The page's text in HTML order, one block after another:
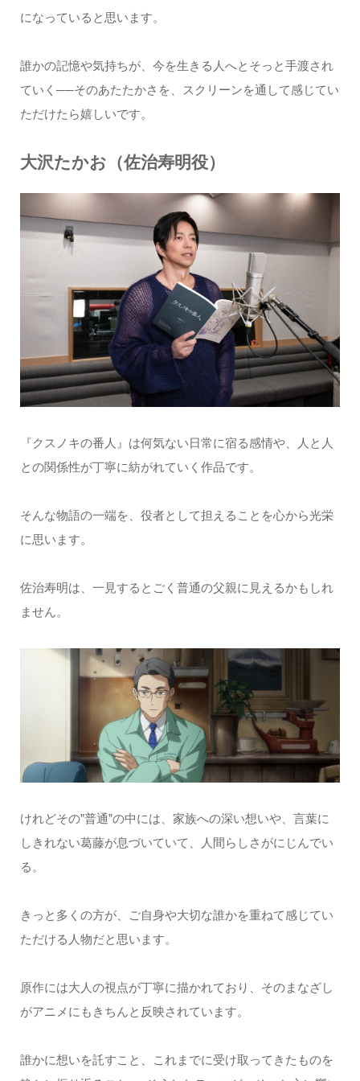
になっていると思います。
誰かの記憶や気持ちが、今を生きる人へとそっと手渡され
ていく──そのあたたかさを、スクリーンを通して感じてい
ただけたら嬉しいです。
大沢たかお（佐治寿明役）
『クスノキの番人』は何気ない日常に宿る感情や、人と人
との関係性が丁寧に紡がれていく作品です。
そんな物語の一端を、役者として担えることを心から光栄
に思います。
佐治寿明は、一見するとごく普通の父親に見えるかもしれ
ません。
けれどその”普通”の中には、家族への深い想いや、言葉に
しきれない葛藤が息づいていて、人間らしさがにじんでい
る。
きっと多くの方が、ご自身や大切な誰かを重ねて感じてい
ただける人物だと思います。
原作には大人の視点が丁寧に描かれており、そのまなざし
がアニメにもきちんと反映されています。
誰かに想いを託すこと、これまでに受け取ってきたものを